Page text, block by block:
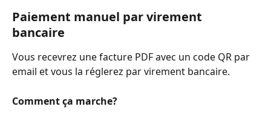
Paiement manuel par virement
bancaire
Vous recevrez une facture PDF avec un code QR par
email et vous la réglerez par virement bancaire.
Comment ça marche?